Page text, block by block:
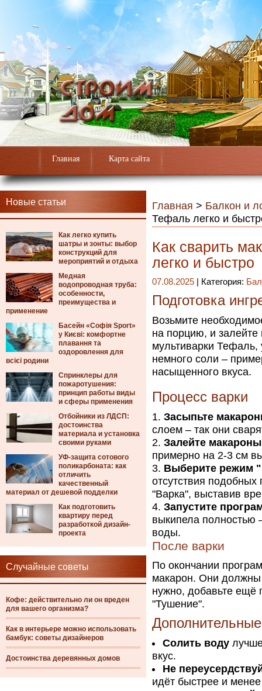
Главная Карта сайта
Новые статьи
Как легко купить
шатры и зонты: выбор
конструкций для
мероприятий и отдыха
Медная
водопроводная труба:
особенности,
преимущества и
применение
Басейн «Софія Sport»
у Києві: комфортне
плавання та
оздоровлення для
всієї родини
Спринклеры для
пожаротушения:
принцип работы виды
и сферы применения
Отбойники из ЛДСП:
достоинства
материала и установка
своими руками
УФ-защита сотового
поликарбоната: как
отличить
качественный
материал от дешевой подделки
Как подготовить
квартиру перед
разработкой дизайн-
проекта
Случайные советы
Кофе: действительно ли он вреден
для вашего организма?
Как в интерьере можно использовать
бамбук: советы дизайнеров
Достоинства деревянных домов
Главная > Балкон и
Тефаль легко и
Как сварить
легко и быстро
07.08.2025 | Категория:
Подготовка
Возьмите
на порцию, и
мультиварки Тефаль,
немного соли –
насыщенного вкуса.
Процесс варки
Засыпьте
слоем – так они
Залейте
примерно на 2-3 см
Выберите режим
отсутствия
"Варка", выставив
Запустите
выкипела полностью
воды.
После варки
По окончании
макарон. Они
нужно, добавьте ещё
"Тушение".
Солить воду
вкус.
Не
идёт быстрее и